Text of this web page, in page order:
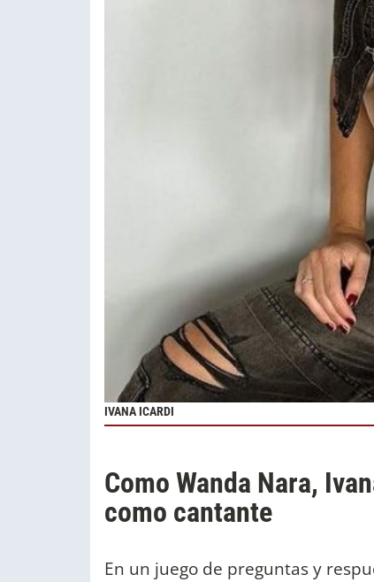
IVANA ICARDI
Como Wanda Nara,
como cantante
En un juego de preguntas y